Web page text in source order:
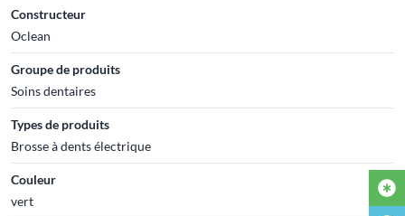
Constructeur
Oclean
Groupe de produits
Soins dentaires
Types de produits
Brosse à dents électrique
Couleur
vert